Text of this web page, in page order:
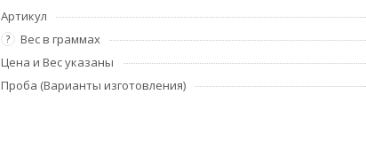
Артикул
? Вес в граммах
Цена и Вес указаны
Проба (Варианты изготовления)